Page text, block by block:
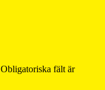
Obligatoriska fält är